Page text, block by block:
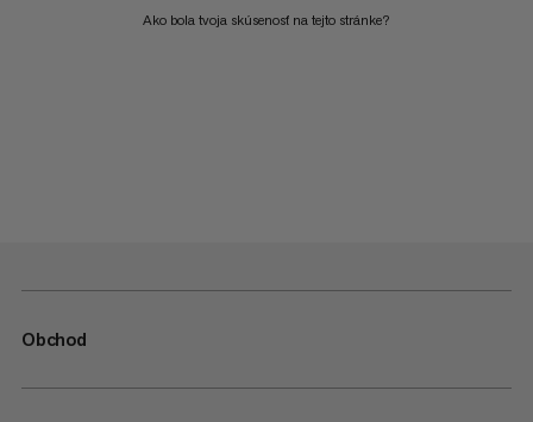
Ako bola tvoja skúsenosť na tejto stránke?
Obchod